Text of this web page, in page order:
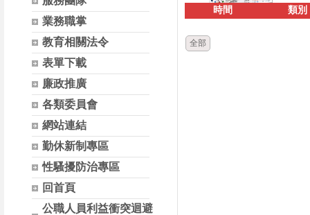
業務職掌
教育相關法令
表單下載
廉政推廣
各類委員會
網站連結
勤休新制專區
性騷擾防治專區
回首頁
公職人員利益衝突迴避
時間 類別
全部